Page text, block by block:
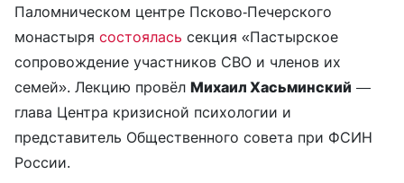
Паломническом центре Псково-Печерского
монастыря состоялась секция «Пастырское
сопровождение участников СВО и членов их
семей». Лекцию провёл Михаил Хасьминский —
глава Центра кризисной психологии и
представитель Общественного совета при ФСИН
России.